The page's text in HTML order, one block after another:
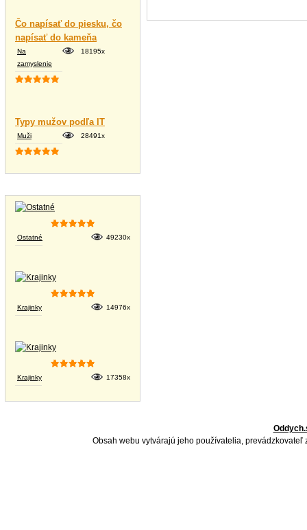
Čo napísať do piesku, čo
napísať do kameňa
Na
zamyslenie
18195x
Typy mužov podľa IT
Muži 28491x
Ostatné 49230x
Krajinky 14976x
Krajinky 17358x
Obsah webu vytvárajú jeho používatelia,